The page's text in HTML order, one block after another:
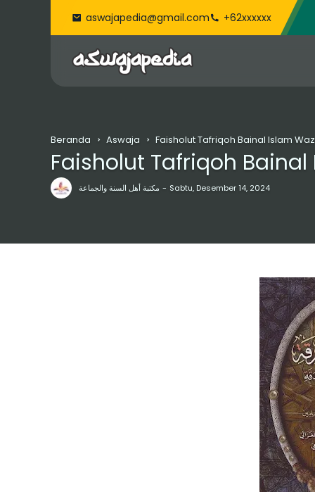
aswajapedia@gmail.com +62xxxxxx
Beranda Aswaja Faisholut Tafriqoh Bainal Islam
مكتبة أهل السنة والجماعة Sabtu, Desember 14, 2024
Faisholut Tafriqoh